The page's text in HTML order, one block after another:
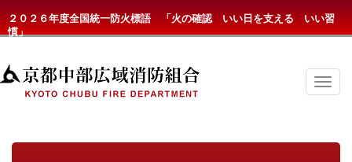
２０２６年度全国統一防火標語 「火の確認 いい日を支える いい習
慣」
京
都